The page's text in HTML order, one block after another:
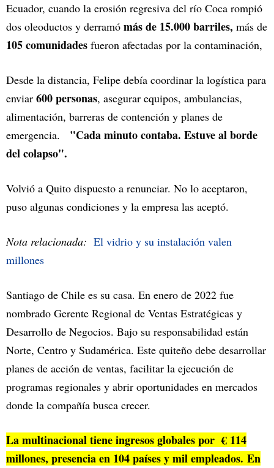
Ecuador, cuando la erosión regresiva del río Coca rompió
dos oleoductos y derramó más de 15.000 barriles, más de
105 comunidades fueron afectadas por la contaminación,
Desde la distancia, Felipe debía coordinar la logística para
enviar 600 personas, asegurar equipos, ambulancias,
alimentación, barreras de contención y planes de
emergencia.
"Cada minuto contaba. Estuve al borde
del colapso".
Volvió a Quito dispuesto a renunciar. No lo aceptaron,
puso algunas condiciones y la empresa las aceptó.
Nota relacionada: El vidrio y su instalación valen
millones
Santiago de Chile es su casa. En enero de 2022 fue
nombrado Gerente Regional de Ventas Estratégicas y
Desarrollo de Negocios. Bajo su responsabilidad están
Norte, Centro y Sudamérica. Este quiteño debe desarrollar
planes de acción de ventas, facilitar la ejecución de
programas regionales y abrir oportunidades en mercados
donde la compañía busca crecer.
La multinacional tiene ingresos globales por € 114
millones, presencia en 104 países y mil empleados. En